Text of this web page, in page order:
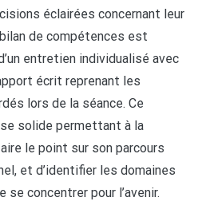
éclairées concernant leur
de compétences est
entretien individualisé avec
écrit reprenant les
lors de la séance. Ce
solide permettant à la
le point sur son parcours
et d’identifier les domaines
concentrer pour l’avenir.